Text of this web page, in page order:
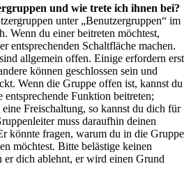
und wie trete ich ihnen bei?
unter „Benutzergruppen“ im
Wenn du einer beitreten möchtest,
entsprechenden Schaltfläche machen.
allgemein offen. Einige erfordern erst
können geschlossen sein und
Wenn die Gruppe offen ist, kannst du
Funktion beitreten;
Freischaltung, so kannst du dich für
muss daraufhin deinen
könnte fragen, warum du in die Gruppe
möchtest. Bitte belästige keinen
er dich ablehnt, er wird einen Grund